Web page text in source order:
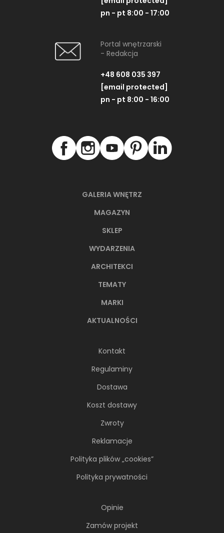
GALERIA WNĘTRZ
MAGAZYN
SKLEP
WYDARZENIA
ARCHITEKCI
TEMATY
MARKI
AKTUALNOŚCI
Kontakt
Regulaminy
Dostawa
Koszt dostawy
Zwroty
Reklamacje
Polityka plików „cookies”
Polityka prywatności
Opinie
Zamów projekt
pn - pt 8:00 - 17:00
Portal wnętrzarski
- Redakcja
+48 608 035 397
[email protected]
pn - pt 8:00 - 16:00